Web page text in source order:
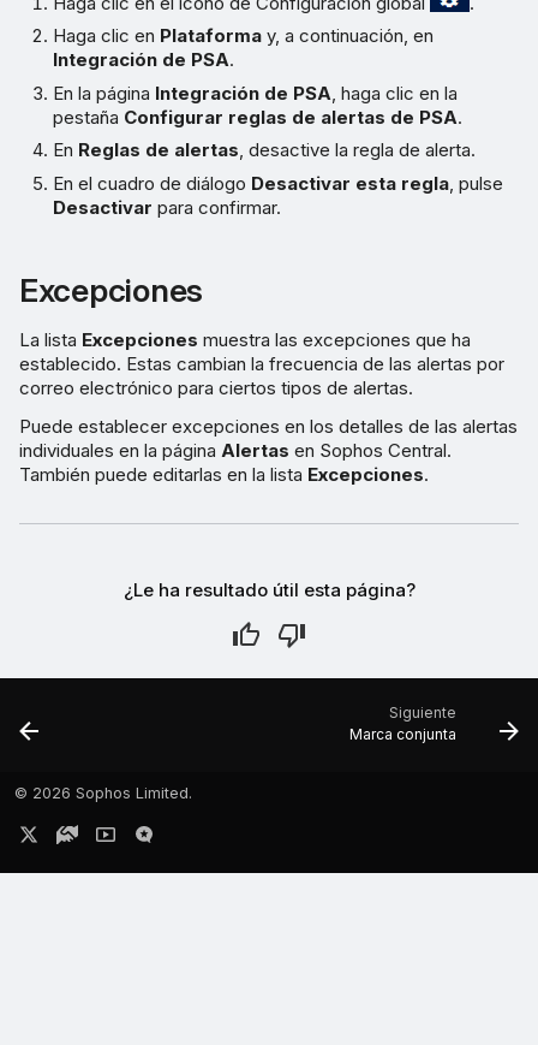
Haga clic en Plataforma y, a continuación, en
Integración de PSA.
En la página Integración de PSA, haga clic en la
pestaña Configurar reglas de alertas de PSA.
En Reglas de alertas, desactive la regla de alerta.
En el cuadro de diálogo Desactivar esta regla, pulse
Desactivar para confirmar.
Excepciones
La lista Excepciones muestra las excepciones que ha
establecido. Estas cambian la frecuencia de las alertas por
correo electrónico para ciertos tipos de alertas.
Puede establecer excepciones en los detalles de las alertas
individuales en la página Alertas en Sophos Central.
También puede editarlas en la lista Excepciones.
¿Le ha resultado útil esta página?
Siguiente
Marca conjunta
© 2026 Sophos Limited.